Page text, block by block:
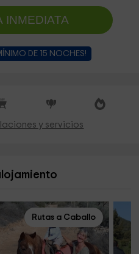
INMEDIATA
DE 15 NOCHES!
y servicios
Rutas a Caballo